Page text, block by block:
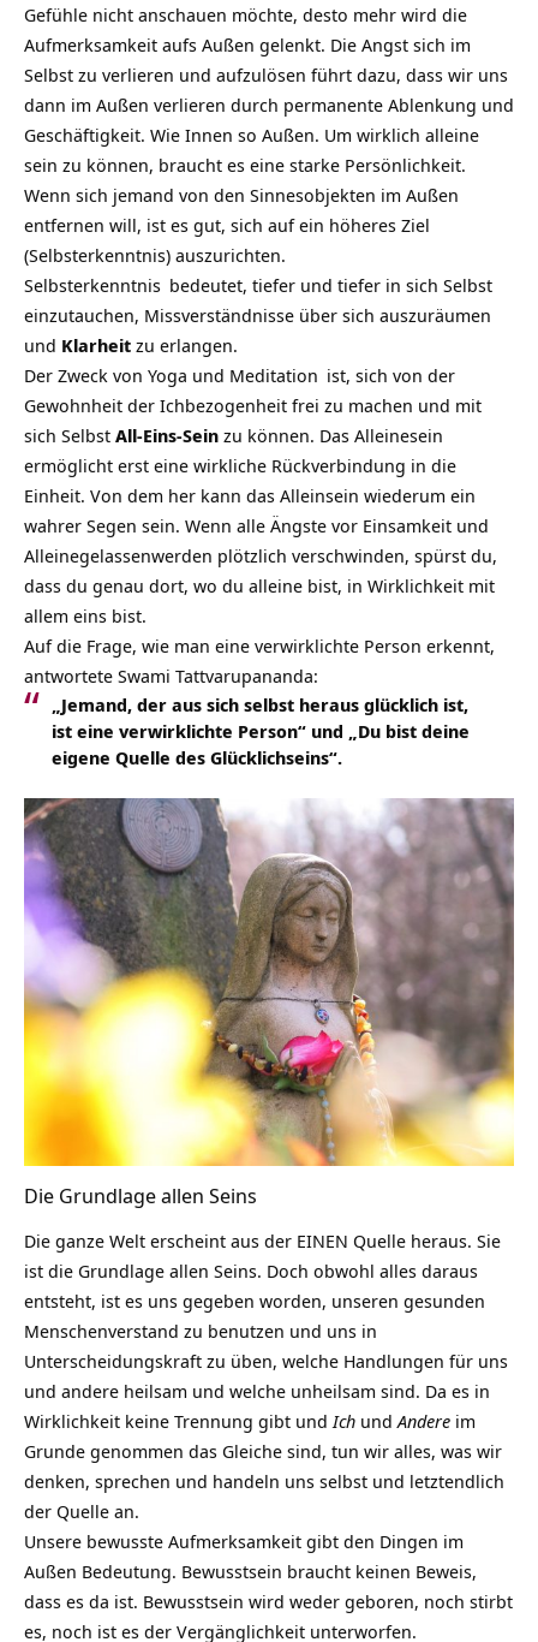
Gefühle nicht anschauen möchte, desto mehr wird die
Aufmerksamkeit aufs Außen gelenkt. Die Angst sich im
Selbst zu verlieren und aufzulösen führt dazu, dass wir uns
dann im Außen verlieren durch permanente Ablenkung und
Geschäftigkeit. Wie Innen so Außen. Um wirklich alleine
sein zu können, braucht es eine starke Persönlichkeit.
Wenn sich jemand von den Sinnesobjekten im Außen
entfernen will, ist es gut, sich auf ein höheres Ziel
(Selbsterkenntnis) auszurichten.
Selbsterkenntnis bedeutet, tiefer und tiefer in sich Selbst
einzutauchen, Missverständnisse über sich auszuräumen
und Klarheit zu erlangen.
Der Zweck von Yoga und Meditation ist, sich von der
Gewohnheit der Ichbezogenheit frei zu machen und mit
sich Selbst All-Eins-Sein zu können. Das Alleinesein
ermöglicht erst eine wirkliche Rückverbindung in die
Einheit. Von dem her kann das Alleinsein wiederum ein
wahrer Segen sein. Wenn alle Ängste vor Einsamkeit und
Alleinegelassenwerden plötzlich verschwinden, spürst du,
dass du genau dort, wo du alleine bist, in Wirklichkeit mit
allem eins bist.
Auf die Frage, wie man eine verwirklichte Person erkennt,
antwortete Swami Tattvarupananda:
„Jemand, der aus sich selbst heraus glücklich ist,
ist eine verwirklichte Person“ und „Du bist deine
eigene Quelle des Glücklichseins“.
Die Grundlage allen Seins
Die ganze Welt erscheint aus der EINEN Quelle heraus. Sie
ist die Grundlage allen Seins. Doch obwohl alles daraus
entsteht, ist es uns gegeben worden, unseren gesunden
Menschenverstand zu benutzen und uns in
Unterscheidungskraft zu üben, welche Handlungen für uns
und andere heilsam und welche unheilsam sind. Da es in
Wirklichkeit keine Trennung gibt und Ich und Andere im
Grunde genommen das Gleiche sind, tun wir alles, was wir
denken, sprechen und handeln uns selbst und letztendlich
der Quelle an.
Unsere bewusste Aufmerksamkeit gibt den Dingen im
Außen Bedeutung. Bewusstsein braucht keinen Beweis,
dass es da ist. Bewusstsein wird weder geboren, noch stirbt
es, noch ist es der Vergänglichkeit unterworfen.